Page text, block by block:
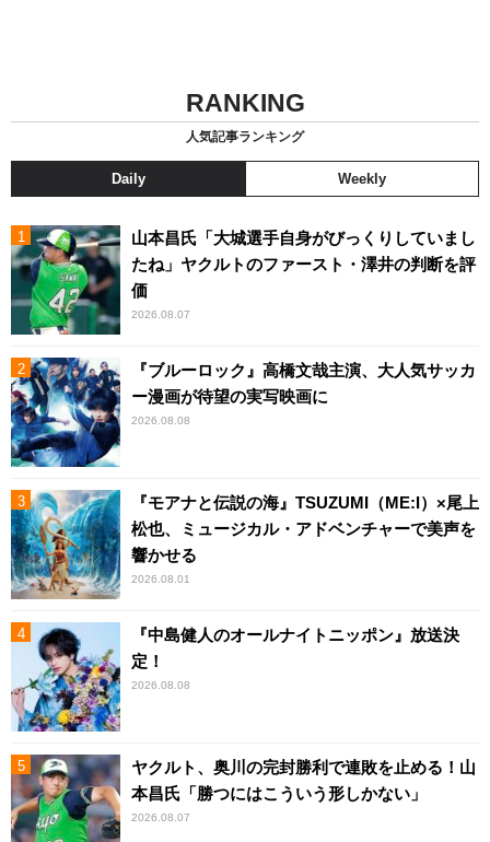
RANKING
人気記事ランキング
Daily Weekly
山本昌氏「大城選手自身がびっくりしていまし
たね」ヤクルトのファースト・澤井の判断を評
価
2026.08.07
『ブルーロック』高橋文哉主演、大人気サッカ
ー漫画が待望の実写映画に
2026.08.08
『モアナと伝説の海』TSUZUMI（ME:I）×尾上
松也、ミュージカル・アドベンチャーで美声を
響かせる
2026.08.01
『中島健人のオールナイトニッポン』放送決
定！
2026.08.08
ヤクルト、奥川の完封勝利で連敗を止める！山
本昌氏「勝つにはこういう形しかない」
2026.08.07